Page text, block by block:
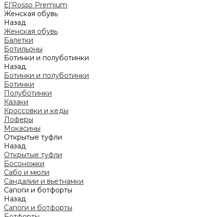
El’Rosso Premium
Женская обувь
Назад
Женская обувь
Балетки
Ботильоны
Ботинки и полуботинки
Назад
Ботинки и полуботинки
Ботинки
Полуботинки
Казаки
Кроссовки и кеды
Лоферы
Мокасины
Открытые туфли
Назад
Открытые туфли
Босоножки
Сабо и мюли
Сандалии и вьетнамки
Сапоги и ботфорты
Назад
Сапоги и ботфорты